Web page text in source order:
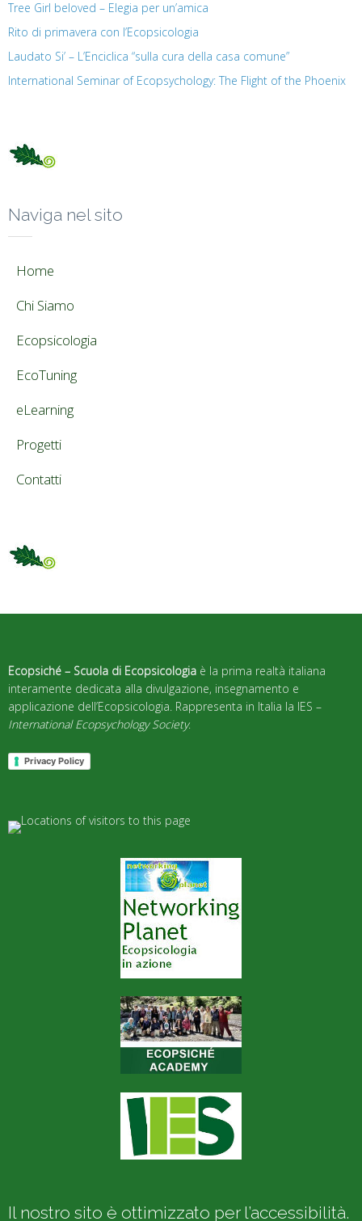
Tree Girl beloved – Elegia per un’amica
Rito di primavera con l’Ecopsicologia
Laudato Si’ – L’Enciclica “sulla cura della casa comune”
International Seminar of Ecopsychology: The Flight of the Phoenix
Naviga nel sito
Home
Chi Siamo
Ecopsicologia
EcoTuning
eLearning
Progetti
Contatti
Ecopsiché – Scuola di Ecopsicologia è la prima realtà italiana
interamente dedicata alla divulgazione, insegnamento e
applicazione dell’Ecopsicologia. Rappresenta in Italia la IES –
International Ecopsychology Society.
Privacy Policy
Il nostro sito è ottimizzato per l’accessibilità.